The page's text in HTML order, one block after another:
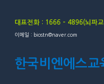
대표전화 : 1666 – 4896(뇌파
이메일 : biostn@naver.com
한국비엔에스